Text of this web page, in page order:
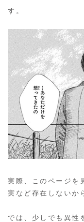
す。
実際、このページを
実など存在しないか
では、少しでも異性